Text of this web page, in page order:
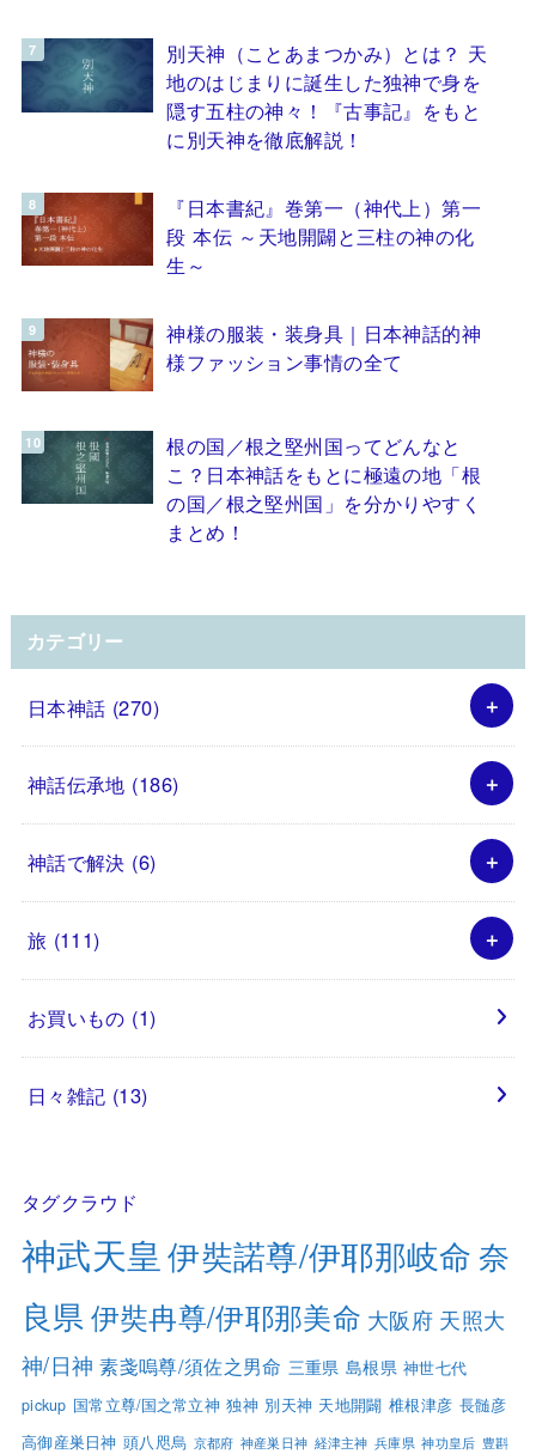
別天神（ことあまつかみ）とは？ 天
地のはじまりに誕生した独神で身を
隠す五柱の神々！『古事記』をもと
に別天神を徹底解説！
『日本書紀』巻第一（神代上）第一
段 本伝 ～天地開闢と三柱の神の化
生～
神様の服装・装身具｜日本神話的神
様ファッション事情の全て
根の国／根之堅州国ってどんなと
こ？日本神話をもとに極遠の地「根
の国／根之堅州国」を分かりやすく
まとめ！
カテゴリー
日本神話 (270)
神話伝承地 (186)
神話で解決 (6)
旅 (111)
お買いもの (1)
日々雑記 (13)
タグクラウド
神武天皇 伊奘諾尊/伊耶那岐命 奈
良県 伊奘冉尊/伊耶那美命 大阪府 天照大
神/日神 素戔嗚尊/須佐之男命 三重県 島根県 神世七代
pickup 国常立尊/国之常立神 独神 別天神 天地開闢 椎根津彦 長髄彦
高御産巣日神 頭八咫烏 京都府 神産巣日神 経津主神 兵庫県 神功皇后 豊斟